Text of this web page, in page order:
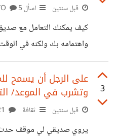
قبل سنتين اسأل I/O 5 تعليقات
كيف يمكنك التعامل مع
واهتمامه بك ولكنه في
وإنجازاتك، مما قد يؤثر
مباشر؟
3
على الرجل أن يسمح
وتشرب في الموعد/
قبل سنتين ثقافة
يروي صديقي لي موقف حدث